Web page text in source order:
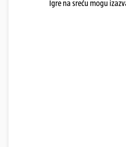
Igre na sreću mogu